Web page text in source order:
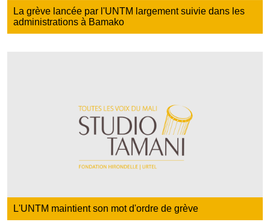
La grève lancée par l'UNTM largement suivie dans les
administrations à Bamako
L'UNTM maintient son mot d'ordre de grève